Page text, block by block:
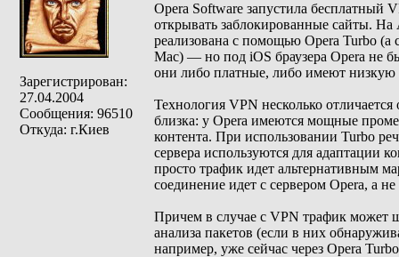
Зарегистрирован:
27.04.2004
Сообщения: 96510
Откуда: г.Киев
Opera Software запустила бесплатный
открывать заблокированные сайты.
реализована с помощью Opera Turbo
Mac) — но под iOS браузера Opera не
они либо платные, либо имеют низкую
Технология VPN несколько
близка: у Opera имеются мощные
контента. При использовании Turbo
сервера используются для адаптации
просто трафик идет альтернативным
соединение идет с сервером Opera, а
Причем в случае с VPN трафик может
анализа пакетов (если в них
например, уже сейчас через Opera